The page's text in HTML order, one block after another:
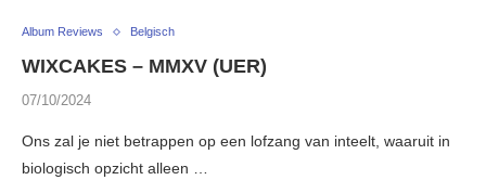
Album Reviews Belgisch
WIXCAKES – MMXV (UER)
07/10/2024
Ons zal je niet betrappen op een lofzang van inteelt, waaruit in
biologisch opzicht alleen …